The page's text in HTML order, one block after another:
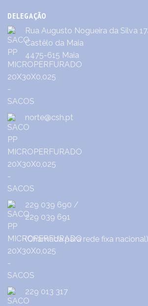
DELEGAÇÃO
Rua Augusto Nogueira da Silva
Castêlo da Maia
4475-615 Maia
norte@csh.pt
229 039 690 /
229 039 691
(Chamada para rede fixa nacional)
229 013 317